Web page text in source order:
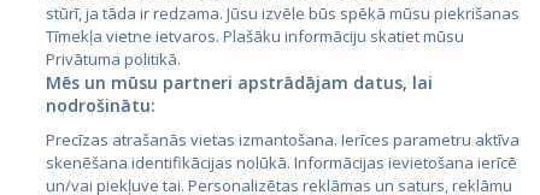
City24.lv
City24.ee
GetaPro.lv
CVbankas.lt
Kainos.lt
Paslaugos.lt
stūrī, ja tāda ir redzama. Jūsu izvēle būs spēkā mūsu piekrišanas
Tīmekļa vietne ietvaros. Plašāku informāciju skatiet mūsu
Privātuma politikā.
Mēs un mūsu partneri apstrādājam datus, lai
nodrošinātu:
Precīzas atrašanās vietas izmantošana. Ierīces parametru aktīva
skenēšana identifikācijas nolūkā. Informācijas ievietošana ierīcē
un/vai piekļuve tai. Personalizētas reklāmas un saturs, reklāmu